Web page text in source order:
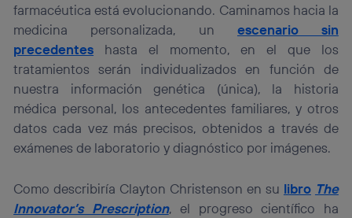
farmacéutica está evolucionando. Caminamos hacia la
medicina personalizada, un escenario sin
precedentes hasta el momento, en el que los
tratamientos serán individualizados en función de
nuestra información genética (única), la historia
médica personal, los antecedentes familiares, y otros
datos cada vez más precisos, obtenidos a través de
exámenes de laboratorio y diagnóstico por imágenes.
Como describiría Clayton Christenson en su libro The
Innovator’s Prescription, el progreso científico ha